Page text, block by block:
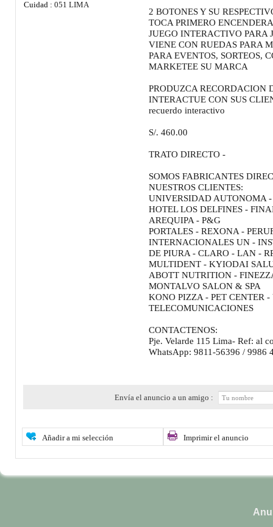
Cuidad : 051 LIMA
2 BOTONES Y SU
TOCA PRIMERO
JUEGO INTERACTIVO PARA
VIENE CON RUEDAS PARA
PARA EVENTOS, SORTEOS,
MARKETEE SU MARCA
PRODUZCA RECORDACION
INTERACTUE CON SUS
recuerdo interactivo
S/. 460.00
TRATO DIRECTO -
SOMOS FABRICANTES
NUESTROS CLIENTES:
UNIVERSIDAD AUTONOMA -
HOTEL LOS DELFINES -
AREQUIPA - P&G
PORTALES - REXONA -
INTERNACIONALES UN -
DE PIURA - CLARO - LAN -
MULTIDENT - KYIODAI
ABOTT NUTRITION -
MONTALVO SALON & SPA
KONO PIZZA - PET CENTER
TELECOMUNICACIONES
CONTACTENOS:
Pje. Velarde 115 Lima- Ref: al
WhatsApp: 9811-56396 / 9986
Envía el anuncio a un amigo :
Añadir a mi selección Imprimir el anuncio